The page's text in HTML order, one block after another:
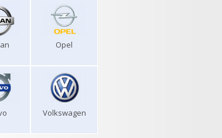
Opel
Volkswagen